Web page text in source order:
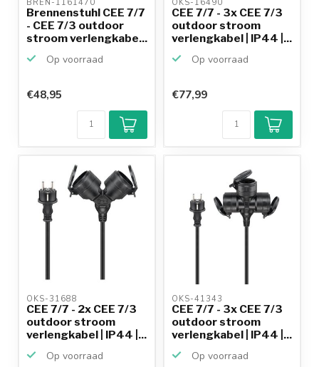
BREN-1161470
Brennenstuhl CEE 7/7
- CEE 7/3 outdoor
stroom verlengkabe...
Op voorraad
€48,95
OKS-16490
CEE 7/7 - 3x CEE 7/3
outdoor stroom
verlengkabel | IP44 |...
Op voorraad
€77,99
OKS-31688
CEE 7/7 - 2x CEE 7/3
outdoor stroom
verlengkabel | IP44 |...
Op voorraad
OKS-41343
CEE 7/7 - 3x CEE 7/3
outdoor stroom
verlengkabel | IP44 |...
Op voorraad